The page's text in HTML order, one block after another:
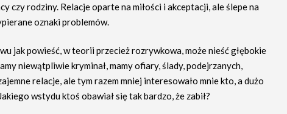
czy rodziny. Relacje oparte na miłości i akceptacji, ale ślepe na
oznaki problemów.
jak powieść, w teorii przecież rozrywkowa, może nieść głębokie
niewątpliwie kryminał, mamy ofiary, ślady, podejrzanych,
relacje, ale tym razem mniej interesowało mnie kto, a dużo
wstydu ktoś obawiał się tak bardzo, że zabił?